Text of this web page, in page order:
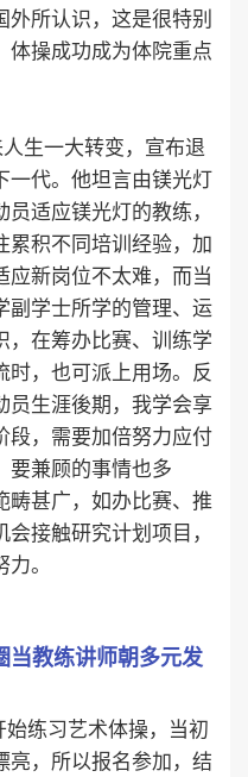
外所认识，这是很特别
体操成功成为体院重点
生一大转变，宣布退
一代。他坦言由镁光灯
适应镁光灯的教练，
累积不同培训经验，加
应新岗位不太难，而当
副学士所学的管理、运
，在筹办比赛、训练学
时，也可派上用场。反
员生涯後期，我学会享
段，需要加倍努力应付
要兼顾的事情也多
畴甚广，如办比赛、推
接触研究计划项目，
。
当教练讲师朝多元发
练习艺术体操，当初
亮，所以报名参加，结